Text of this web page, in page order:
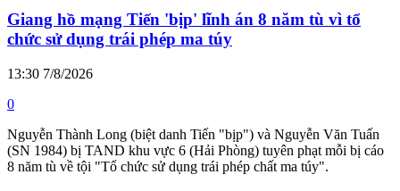
Giang hồ mạng Tiến 'bịp' lĩnh án 8 năm tù vì tổ
chức sử dụng trái phép ma túy
13:30 7/8/2026
0
Nguyễn Thành Long (biệt danh Tiến "bịp") và Nguyễn Văn Tuấn
(SN 1984) bị TAND khu vực 6 (Hải Phòng) tuyên phạt mỗi bị cáo
8 năm tù về tội "Tổ chức sử dụng trái phép chất ma túy".